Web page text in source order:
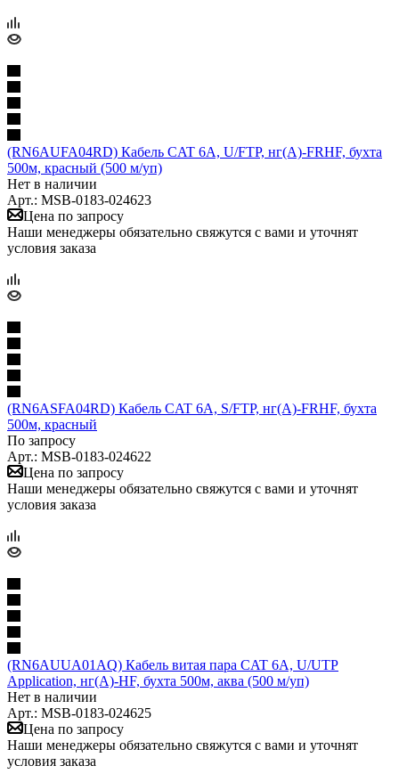
(RN6AUFA04RD) Кабель CAT 6A, U/FTP, нг(А)-FRHF, бухта
500м, красный (500 м/уп)
Нет в наличии
Арт.: MSB-0183-024623
Цена по запросу
Наши менеджеры обязательно свяжутся с вами и уточнят
условия заказа
(RN6ASFA04RD) Кабель CAT 6A, S/FTP, нг(А)-FRHF, бухта
500м, красный
По запросу
Арт.: MSB-0183-024622
Цена по запросу
Наши менеджеры обязательно свяжутся с вами и уточнят
условия заказа
(RN6AUUA01AQ) Кабель витая пара CAT 6A, U/UTP
Application, нг(А)-HF, бухта 500м, аква (500 м/уп)
Нет в наличии
Арт.: MSB-0183-024625
Цена по запросу
Наши менеджеры обязательно свяжутся с вами и уточнят
условия заказа